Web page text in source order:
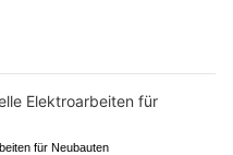
für Neubauten